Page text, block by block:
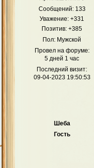
Как театр
Сообщений:133
Уважение: +331
Позитив: +385
Пол: Мужской
Провел на форуме:
5 дней 1 час
Последний визит:
09-04-2023 19:50:53
Шеба
Гость